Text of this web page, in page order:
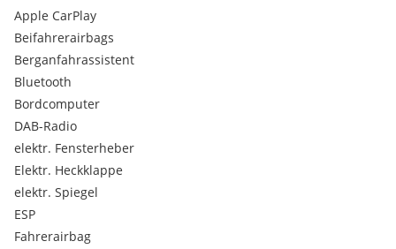
Apple CarPlay
Beifahrerairbags
Berganfahrassistent
Bluetooth
Bordcomputer
DAB-Radio
elektr. Fensterheber
Elektr. Heckklappe
elektr. Spiegel
ESP
Fahrerairbag